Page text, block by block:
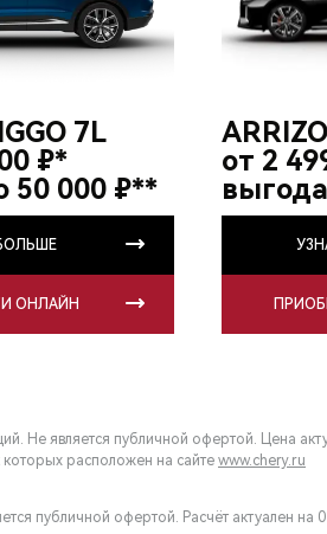
7L
₽*
50 000 ₽**
ОНЛАЙН
от 2
Не является публичной офертой. Цена
которых расположен на сайте www.chery.ru
публичной офертой. Расчёт актуален на